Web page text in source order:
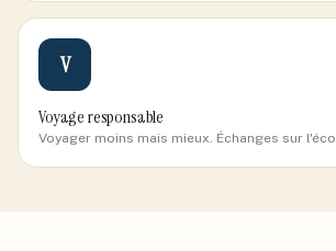
V
Voyage responsable
Voyager moins mais mieux. Échanges sur